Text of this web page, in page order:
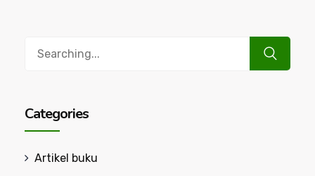
Categories
Artikel buku